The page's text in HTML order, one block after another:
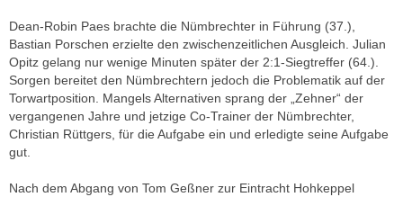
Dean-Robin Paes brachte die Nümbrechter in Führung (37.),
Bastian Porschen erzielte den zwischenzeitlichen Ausgleich. Julian
Opitz gelang nur wenige Minuten später der 2:1-Siegtreffer (64.).
Sorgen bereitet den Nümbrechtern jedoch die Problematik auf der
Torwartposition. Mangels Alternativen sprang der „Zehner“ der
vergangenen Jahre und jetzige Co-Trainer der Nümbrechter,
Christian Rüttgers, für die Aufgabe ein und erledigte seine Aufgabe
gut.
Nach dem Abgang von Tom Geßner zur Eintracht Hohkeppel